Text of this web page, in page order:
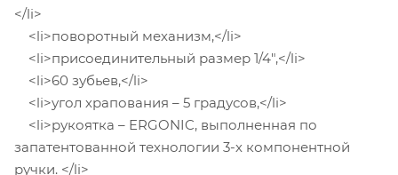
</li>
<li>поворотный механизм,</li>
<li>присоединительный размер 1/4",</li>
<li>60 зубьев,</li>
<li>угол храпования – 5 градусов,</li>
<li>рукоятка – ERGONIC, выполненная по
запатентованной технологии 3-х компонентной
ручки. </li>